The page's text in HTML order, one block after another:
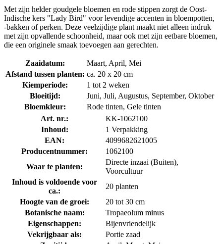
Met zijn helder goudgele bloemen en rode stippen zorgt de Oost-
Indische kers "Lady Bird" voor levendige accenten in bloempotten,
-bakken of perken. Deze veelzijdige plant maakt niet alleen indruk
met zijn opvallende schoonheid, maar ook met zijn eetbare bloemen,
die een originele smaak toevoegen aan gerechten.
Zaaidatum:
Maart, April, Mei
Afstand tussen planten: ca. 20 x 20 cm
Kiemperiode:
1 tot 2 weken
Bloeitijd:
Juni, Juli, Augustus, September, Oktober
Bloemkleur:
Rode tinten, Gele tinten
Art. nr.:
KK-1062100
Inhoud:
1 Verpakking
EAN:
4099682621005
Producentnummer:
1062100
Waar te planten:
Directe inzaai (Buiten),
Voorcultuur
Inhoud is voldoende voor
ca.:
20 planten
Hoogte van de groei:
20 tot 30 cm
Botanische naam:
Tropaeolum minus
Eigenschappen:
Bijenvriendelijk
Vekrijgbaar als:
Portie zaad